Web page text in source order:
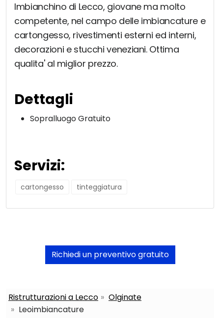
Imbianchino di Lecco, giovane ma molto
competente, nel campo delle imbiancature e
cartongesso, rivestimenti esterni ed interni,
decorazioni e stucchi veneziani. Ottima
qualita' al miglior prezzo.
Dettagli
Sopralluogo Gratuito
Servizi:
cartongesso tinteggiatura
Richiedi un preventivo gratuito
Ristrutturazioni a Lecco
Olginate
Leoimbiancature